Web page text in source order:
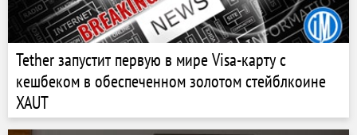
Tether запустит первую в мире Visa-карту с
кешбеком в обеспеченном золотом стейблкоине
XAUT